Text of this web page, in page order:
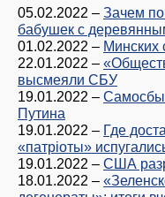
05.02.2022 – Зачем
бабушек с
01.02.2022 – Минских
22.01.2022 –
высмеяли СБУ
19.01.2022 –
Путина
19.01.2022 – Где
«патрiоты»
19.01.2022 – США
18.01.2022 –